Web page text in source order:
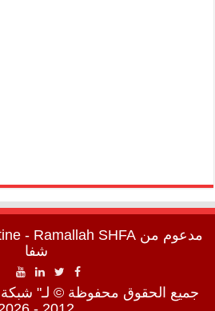
مدعوم من - Ramallah SHFA
شفا
جميع الحقوق محفوظة © لـ" شبكة